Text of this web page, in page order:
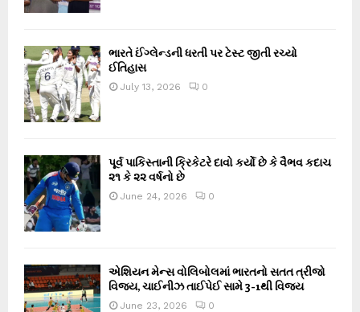
ભારતે ઈંગ્લેન્ડની ધરતી પર ટેસ્ટ જીતી રચ્યો
ઈતિહાસ
July 13, 2026 0
પૂર્વ પાકિસ્તાની ક્રિકેટરે દાવો કર્યો છે કે વૈભવ કદાચ
૨૧ કે ૨૨ વર્ષનો છે
June 24, 2026 0
એશિયન મેન્સ વોલિબોલમાં ભારતનો સતત ત્રીજો
વિજય, ચાઈનીઝ તાઈપેઈ સામે 3-1થી વિજય
June 23, 2026 0